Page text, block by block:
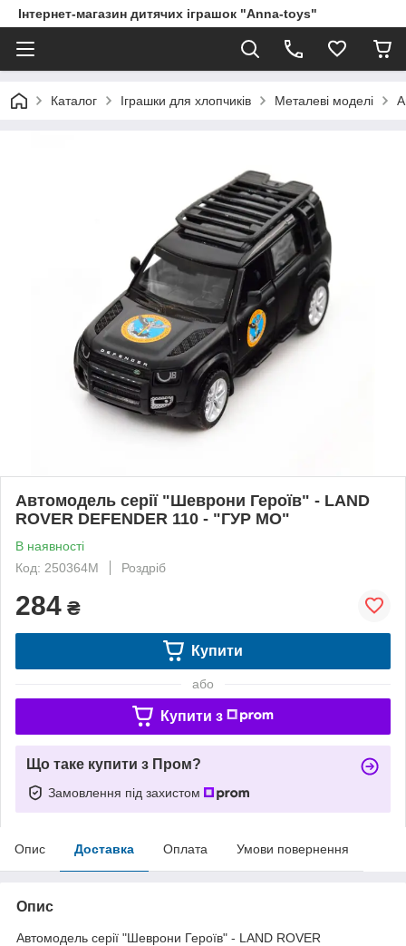
Інтернет-магазин дитячих іграшок "Anna-toys"
Каталог Іграшки для хлопчиків Металеві моделі
Автомодель серії "Шеврони Героїв" - LAND
ROVER DEFENDER 110 - "ГУР МО"
В наявності
Код: 250364M
Роздріб
284 ₴
Купити
або
Купити з
Що таке купити з Пром?
Замовлення під захистом
Опис Доставка Оплата Умови повернення
Опис
Автомодель серії "Шеврони Героїв" - LAND ROVER